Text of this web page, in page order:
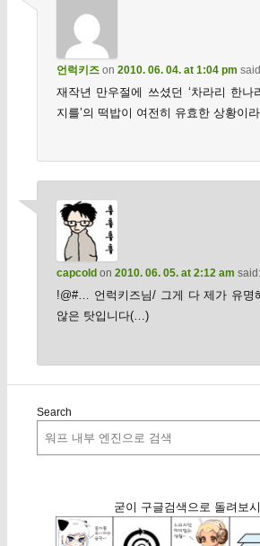
언럭키즈on 2010. 06. 04. at 1:04 pm
재작년 만우절에 쓰셨던 ‘차라리 한나
지를’의 떡밥이 여전히 유효한 상황이라
capcold on 2010. 06. 05. at 2:12 am said:
!@#… 언럭키즈님/ 그게 다 제가 유명
않은 탓입니다(…)
Search
굳이 구글검색으로 돌려보